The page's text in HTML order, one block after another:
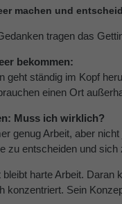
machen und
tragen das
bekommen:
geht ständig im Kopf
einen Ort
Muss ich wirklich?
genug Arbeit, aber
zu entscheiden und
bleibt harte Arbeit.
konzentriert. Sein